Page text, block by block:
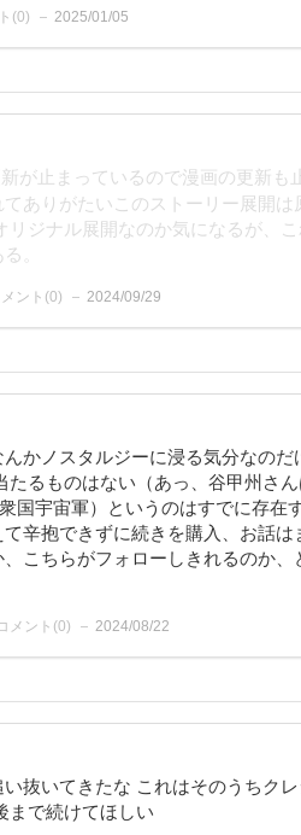
(0) 2025/01/05
が止まっているので漫画の更新も
てありがたいこのストーリー展開
リジナル展開なのか気になるが、
。
メント(0) 2024/09/29
んかノスタルジーに浸る気分なのだ
たるものはない（あっ、谷甲州さ
国宇宙軍）というのはすでに存在
辛抱できずに続きを購入、お話は
こちらがフォローしきれるのか
メント(0) 2024/08/22
抜いてきたな これはそのうちク
まで続けてほしい